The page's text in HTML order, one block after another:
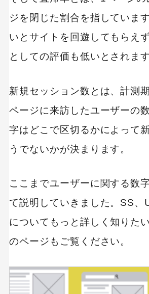
ジを閉じた割合を指していま
いとサイトを回遊してもらえ
としての評価も低いとされます
新規セッション数とは、計測
ページに来訪したユーザーの
字はどこで区切るかによって
うでないかが決まります。
ここまでユーザーに関する数
て説明していきました。SS、
についてもっと詳しく知りた
のページもご覧ください。